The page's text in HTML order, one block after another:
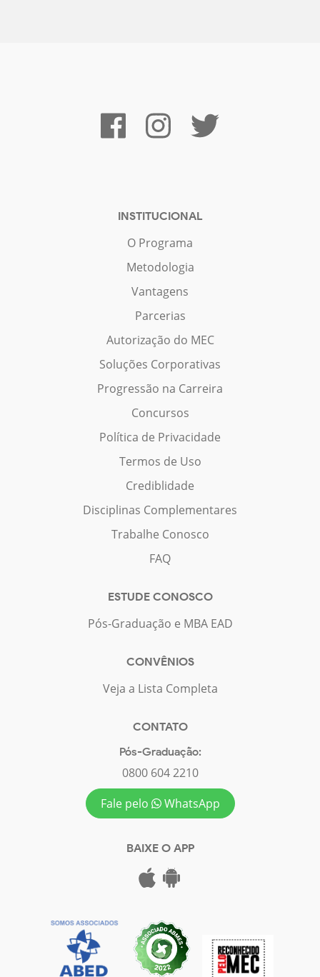
INSTITUCIONAL
O Programa
Metodologia
Vantagens
Parcerias
Autorização do MEC
Soluções Corporativas
Progressão na Carreira
Concursos
Política de Privacidade
Termos de Uso
Crediblidade
Disciplinas Complementares
Trabalhe Conosco
FAQ
ESTUDE CONOSCO
Pós-Graduação e MBA EAD
CONVÊNIOS
Veja a Lista Completa
CONTATO
Pós-Graduação:
0800 604 2210
Fale pelo
WhatsApp
BAIXE O APP